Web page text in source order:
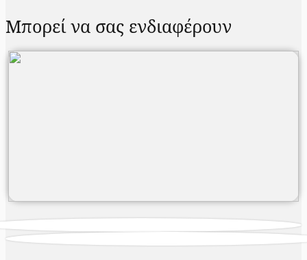
Μπορεί να σας ενδιαφέρουν